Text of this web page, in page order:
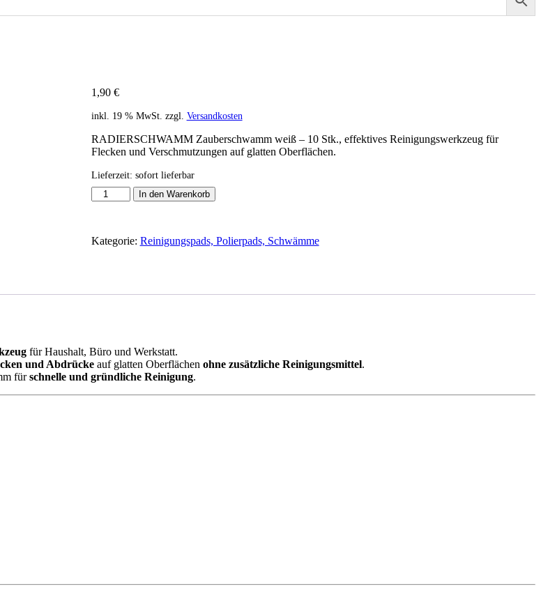
1,90 €
inkl. 19 % MwSt. zzgl. Versandkosten
RADIERSCHWAMM Zauberschwamm weiß – 10 Stk., effektives Reinigungswerkzeug für
Flecken und Verschmutzungen auf glatten Oberflächen.
Lieferzeit: sofort lieferbar
RADIERSCHWAMM
Zauberschwamm
Stk.
Reinigungsmittel
In den Warenkorb
Kategorie: Reinigungspads, Polierpads, Schwämme
für Haushalt, Büro und Werkstatt.
und Abdrücke auf glatten Oberflächen ohne zusätzliche Reinigungsmittel.
fürschnelle und gründliche Reinigung.